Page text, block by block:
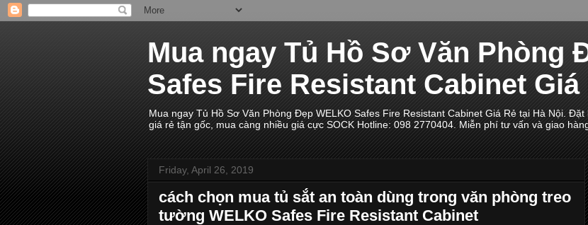
Mua ngay Tủ Hồ Sơ Văn Phòng
Safes Fire Resistant Cabinet Giá
Mua ngay Tủ Hồ Sơ Văn Phòng Đẹp WELKO Safes Fire Resistant Cabinet Giá Rẻ tại Hà Nội.
giá rẻ tận gốc, mua càng nhiều giá cực SOCK Hotline: 098 2770404. Miễn phí tư vấn và giao
Friday, April 26, 2019
cách chọn mua tủ sắt an toàn dùng trong văn phòng treo
tường WELKO Safes Fire Resistant Cabinet